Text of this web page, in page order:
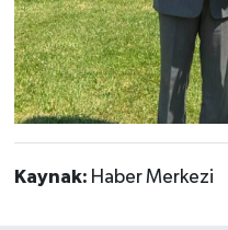
Kaynak: Haber Merkezi